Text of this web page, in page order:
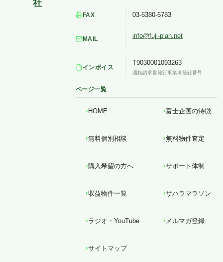
FAX 03-6380-6783
MAIL info@fuji-plan.net
インボイス
T9030001093263
適格請求書発行事業者登録番号
ページ一覧
HOME 富士企画の特徴
無料個別相談 無料物件査定
購入希望の方へ サポート体制
収益物件一覧 サハラマラソン
ラジオ・YouTube メルマガ登録
サイトマップ